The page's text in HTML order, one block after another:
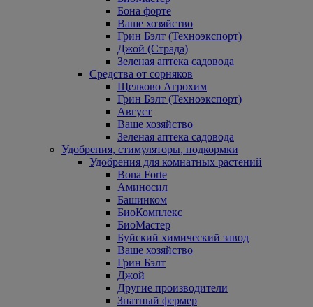
Бона форте
Ваше хозяйство
Грин Бэлт (Техноэкспорт)
Джой (Страда)
Зеленая аптека садовода
Средства от сорняков
Щелково Агрохим
Грин Бэлт (Техноэкспорт)
Август
Ваше хозяйство
Зеленая аптека садовода
Удобрения, стимуляторы, подкормки
Удобрения для комнатных растений
Bona Forte
Аминосил
Башинком
БиоКомплекс
БиоМастер
Буйский химический завод
Ваше хозяйство
Грин Бэлт
Джой
Другие производители
Знатный фермер